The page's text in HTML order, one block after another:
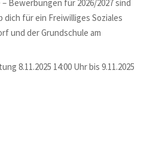
Bewerbungen für 2026/2027 sind
für ein Freiwilliges Soziales
und der Grundschule am
8.11.2025 14:00 Uhr bis 9.11.2025